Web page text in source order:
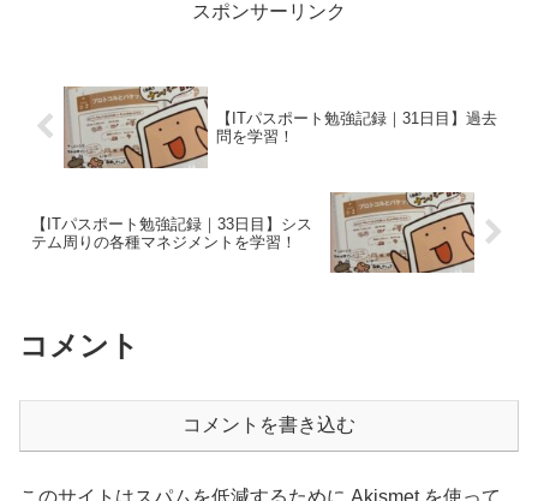
スポンサーリンク
【ITパスポート勉強記録｜31日目】過去
問を学習！
【ITパスポート勉強記録｜33日目】シス
テム周りの各種マネジメントを学習！
コメント
コメントを書き込む